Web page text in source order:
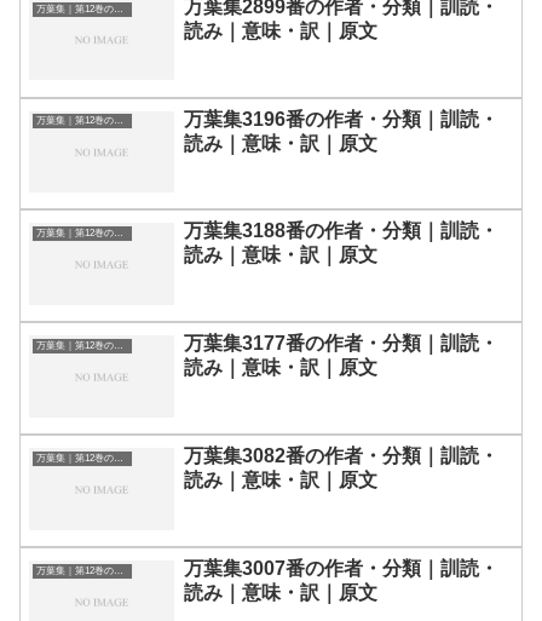
万葉集｜第12巻の和歌一覧
万葉集2899番の作者・分類｜訓読・
読み｜意味・訳｜原文
万葉集｜第12巻の和歌一覧
万葉集3196番の作者・分類｜訓読・
読み｜意味・訳｜原文
万葉集｜第12巻の和歌一覧
万葉集3188番の作者・分類｜訓読・
読み｜意味・訳｜原文
万葉集｜第12巻の和歌一覧
万葉集3177番の作者・分類｜訓読・
読み｜意味・訳｜原文
万葉集｜第12巻の和歌一覧
万葉集3082番の作者・分類｜訓読・
読み｜意味・訳｜原文
万葉集｜第12巻の和歌一覧
万葉集3007番の作者・分類｜訓読・
読み｜意味・訳｜原文